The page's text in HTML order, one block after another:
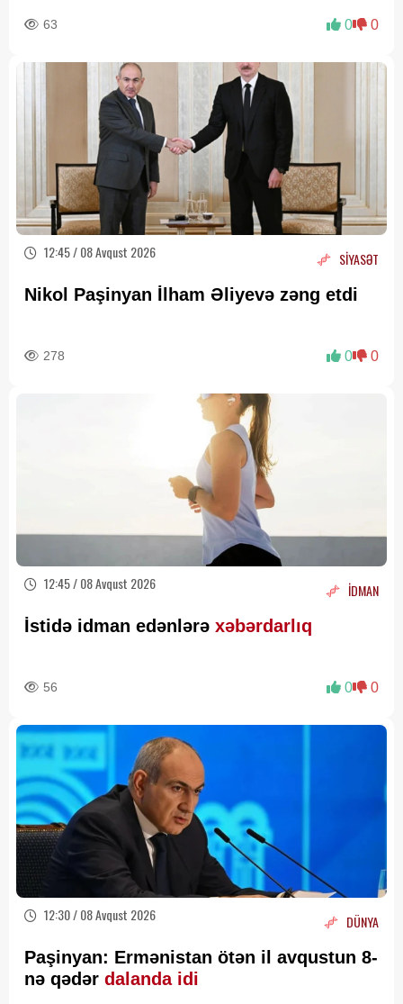
63 0 0
12:45 / 08 Avqust 2026 SİYASƏT
Nikol Paşinyan İlham Əliyevə zəng etdi
278 0 0
12:45 / 08 Avqust 2026 İDMAN
İstidə idman edənlərə xəbərdarlıq
56 0 0
12:30 / 08 Avqust 2026 DÜNYA
Paşinyan: Ermənistan ötən il avqustun 8-
nə qədər dalanda idi